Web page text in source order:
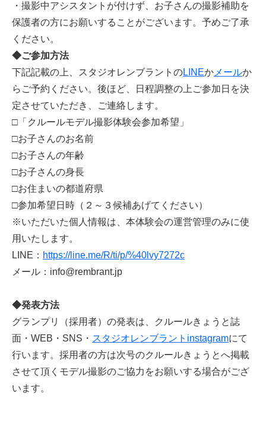
・撮影中アシスタントが付けず、お子さんの撮影補助を
保護者の方にお願いすることがございます。予めご了承
ください。
◆ご参加方法
下記記載の上、スタジオレンブラントのLINEか メールか
らご予約ください。後ほど、日程調整の上ご参加日を決
定させていただき、ご連絡します。
□「クルールモデル撮影体験会参加希望」
□お子さんのお名前
□お子さんの年齢
□お子さんの身長
□お住まいの都道府県
□参加希望日時（２～３候補あげてください）
※いただいた個人情報は、本体験会の運営管理のみに使
用いたします。
LINE： https://line.me/R/ti/p/%40lvy7272c
メール： info@rembrant.jp
◆発表方法
グランプリ（採用者）の発表は、クルールきょうと誌
面・WEB・SNS・ スタジオレンブラントinstagramにて
行います。採用者の方は次号のクルールきょうとへ掲載
させて頂くモデル撮影のご協力をお願いする場合がござ
います。